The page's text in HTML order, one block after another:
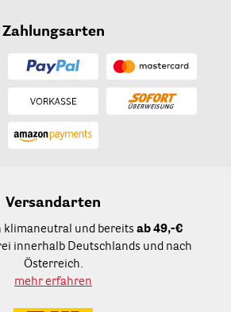
Zahlungsarten
Versandarten
klimaneutral und bereits ab 49,-€
innerhalb Deutschlands und nach
Österreich.
mehr erfahren